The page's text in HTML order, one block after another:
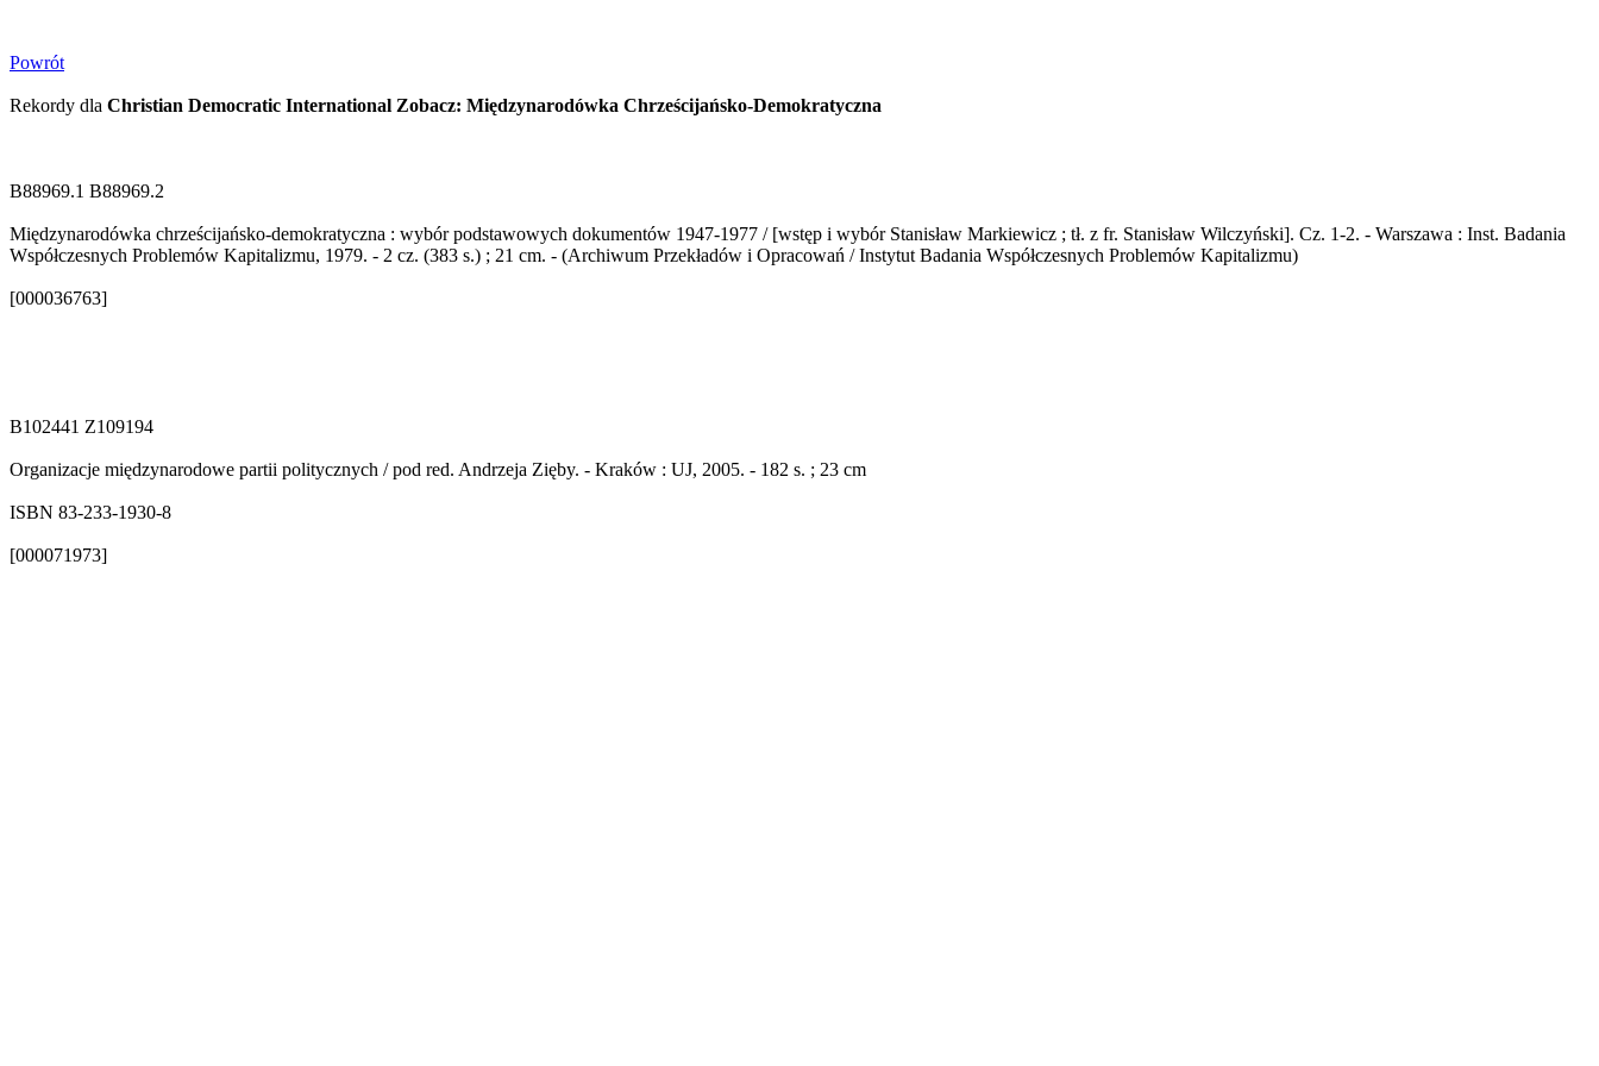
Powrót
Rekordy dla Christian Democratic International Zobacz: Międzynarodówka Chrześcijańsko-Demokratyczna
B88969.1 B88969.2
Międzynarodówka chrześcijańsko-demokratyczna : wybór podstawowych dokumentów 1947-1977 / [wstęp i wybór Stanisław Markiewicz ; tł. z fr. Stanisław Wilczyński]. Cz. 1-2. - Warszawa : Inst. Badania
Współczesnych Problemów Kapitalizmu, 1979. - 2 cz. (383 s.) ; 21 cm. - (Archiwum Przekładów i Opracowań / Instytut Badania Współczesnych Problemów Kapitalizmu)
[000036763]
B102441 Z109194
Organizacje międzynarodowe partii politycznych / pod red. Andrzeja Zięby. - Kraków : UJ, 2005. - 182 s. ; 23 cm
ISBN 83-233-1930-8
[000071973]